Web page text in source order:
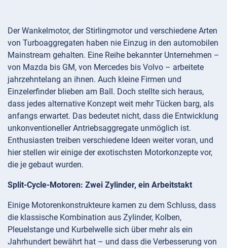
Der Wankelmotor, der Stirlingmotor und verschiedene Arten
von Turboaggregaten haben nie Einzug in den automobilen
Mainstream gehalten. Eine Reihe bekannter Unternehmen –
von Mazda bis GM, von Mercedes bis Volvo – arbeitete
jahrzehntelang an ihnen. Auch kleine Firmen und
Einzelerfinder blieben am Ball. Doch stellte sich heraus,
dass jedes alternative Konzept weit mehr Tücken barg, als
anfangs erwartet. Das bedeutet nicht, dass die Entwicklung
unkonventioneller Antriebsaggregate unmöglich ist.
Enthusiasten treiben verschiedene Ideen weiter voran, und
hier stellen wir einige der exotischsten Motorkonzepte vor,
die je gebaut wurden.
Split-Cycle-Motoren: Zwei Zylinder, ein Arbeitstakt
Einige Motorenkonstrukteure kamen zu dem Schluss, dass
die klassische Kombination aus Zylinder, Kolben,
Pleuelstange und Kurbelwelle sich über mehr als ein
Jahrhundert bewährt hat – und dass die Verbesserung von